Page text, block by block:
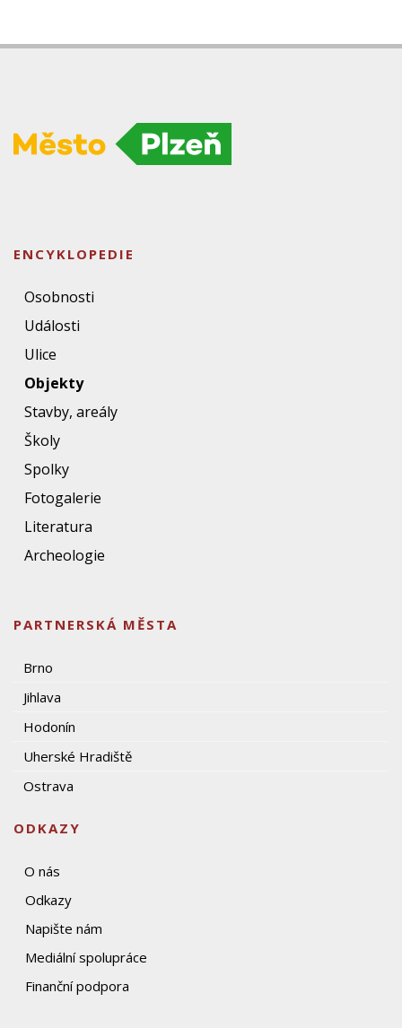
ENCYKLOPEDIE
Osobnosti
Události
Ulice
Objekty
Stavby, areály
Školy
Spolky
Fotogalerie
Literatura
Archeologie
PARTNERSKÁ MĚSTA
Brno
Jihlava
Hodonín
Uherské Hradiště
Ostrava
ODKAZY
O nás
Odkazy
Napište nám
Mediální spolupráce
Finanční podpora